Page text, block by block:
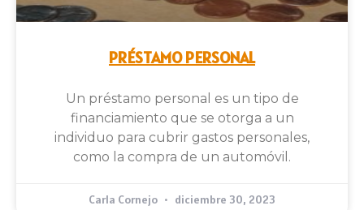
PRÉSTAMO PERSONAL
Un préstamo personal es un tipo de
financiamiento que se otorga a un
individuo para cubrir gastos personales,
como la compra de un automóvil.
Carla Cornejo diciembre 30, 2023